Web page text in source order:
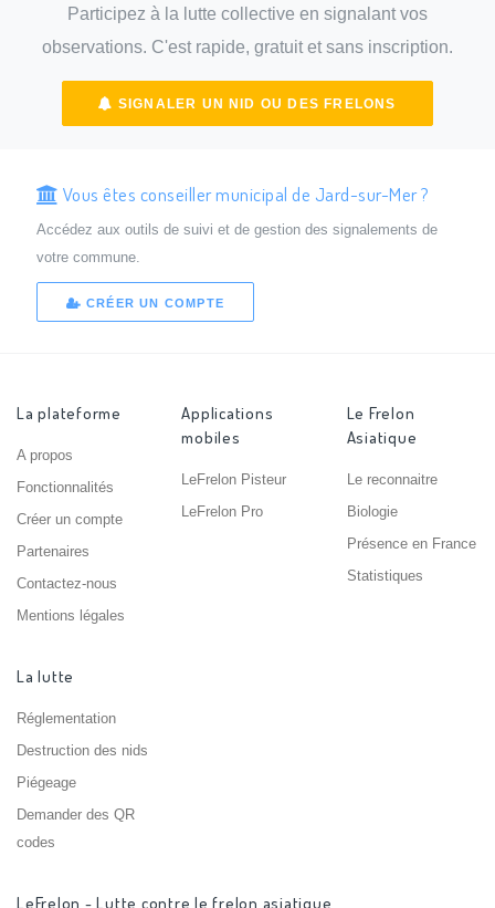
Participez à la lutte collective en signalant vos
observations. C'est rapide, gratuit et sans inscription.
SIGNALER UN NID OU DES FRELONS
Vous êtes conseiller municipal de Jard-sur-Mer ?
Accédez aux outils de suivi et de gestion des signalements de
votre commune.
CRÉER UN COMPTE
La plateforme
A propos
Fonctionnalités
Créer un compte
Partenaires
Contactez-nous
Mentions légales
Applications
mobiles
LeFrelon Pisteur
LeFrelon Pro
Le Frelon
Asiatique
Le reconnaitre
Biologie
Présence en France
Statistiques
La lutte
Réglementation
Destruction des nids
Piégeage
Demander des QR
codes
LeFrelon - Lutte contre le frelon asiatique